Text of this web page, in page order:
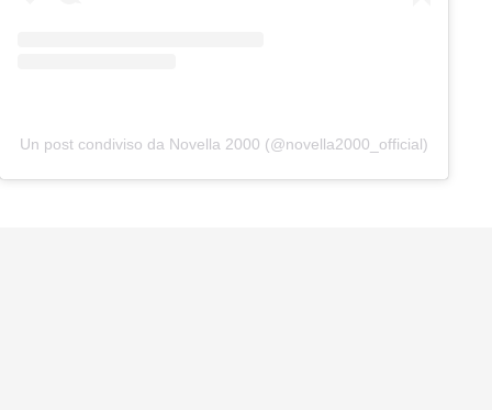
Un post condiviso da Novella 2000 (@novella2000_official)